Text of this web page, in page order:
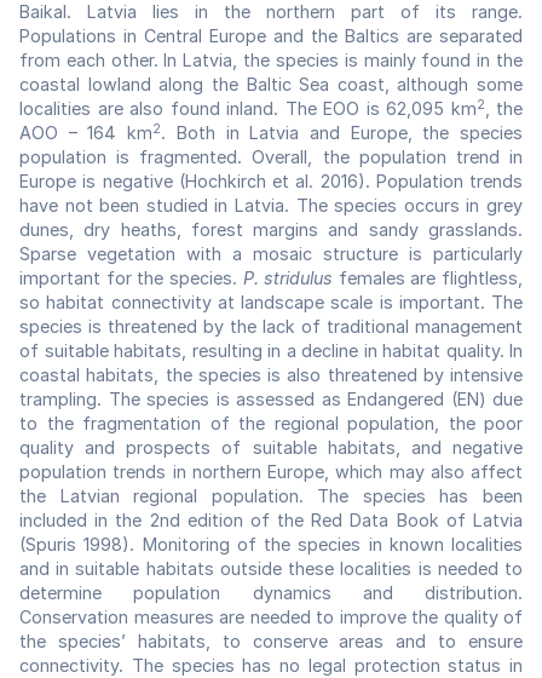
Baikal. Latvia lies in the northern part of its range.
Populations in Central Europe and the Baltics are separated
from each other. In Latvia, the species is mainly found in the
coastal lowland along the Baltic Sea coast, although some
localities are also found inland. The EOO is 62,095 km2, the
AOO – 164 km2. Both in Latvia and Europe, the species
population is fragmented. Overall, the population trend in
Europe is negative (Hochkirch et al. 2016). Population trends
have not been studied in Latvia. The species occurs in grey
dunes, dry heaths, forest margins and sandy grasslands.
Sparse vegetation with a mosaic structure is particularly
important for the species. P. stridulus females are flightless,
so habitat connectivity at landscape scale is important. The
species is threatened by the lack of traditional management
of suitable habitats, resulting in a decline in habitat quality. In
coastal habitats, the species is also threatened by intensive
trampling. The species is assessed as Endangered (EN) due
to the fragmentation of the regional population, the poor
quality and prospects of suitable habitats, and negative
population trends in northern Europe, which may also affect
the Latvian regional population. The species has been
included in the 2nd edition of the Red Data Book of Latvia
(Spuris 1998). Monitoring of the species in known localities
and in suitable habitats outside these localities is needed to
determine population dynamics and distribution.
Conservation measures are needed to improve the quality of
the species’ habitats, to conserve areas and to ensure
connectivity. The species has no legal protection status in